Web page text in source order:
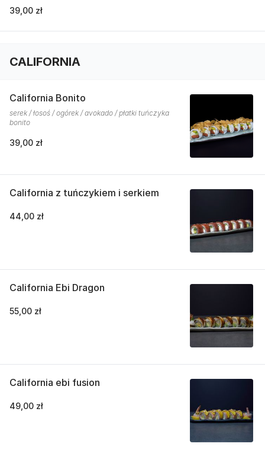
39,00 zł
CALIFORNIA
California Bonito
serek / łosoś / ogórek / avokado / płatki tuńczyka
bonito
39,00 zł
California z tuńczykiem i serkiem
44,00 zł
California Ebi Dragon
55,00 zł
California ebi fusion
49,00 zł